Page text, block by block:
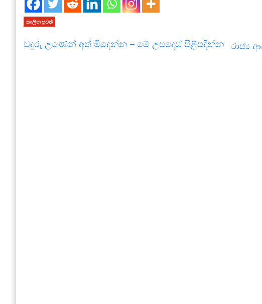
කාලීන පුවත්
වඳුරු උණෙන් අත් මිදෙන්න – මේ උපදෙස් පිළිපදින්න
රාජ්‍ය